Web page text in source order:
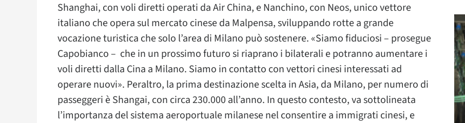
Shanghai, con voli diretti operati da Air China, e Nanchino, con Neos, unico vettore
italiano che opera sul mercato cinese da Malpensa, sviluppando rotte a grande
vocazione turistica che solo l’area di Milano può sostenere. «Siamo fiduciosi – prosegue
Capobianco – che in un prossimo futuro si riaprano i bilaterali e potranno aumentare i
voli diretti dalla Cina a Milano. Siamo in contatto con vettori cinesi interessati ad
operare nuovi». Peraltro, la prima destinazione scelta in Asia, da Milano, per numero di
passeggeri è Shangai, con circa 230.000 all’anno. In questo contesto, va sottolineata
l’importanza del sistema aeroportuale milanese nel consentire a immigrati cinesi, e